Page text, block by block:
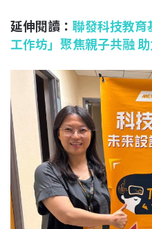
延伸閱讀： 聯發科技教育
工作坊」聚焦親子共融